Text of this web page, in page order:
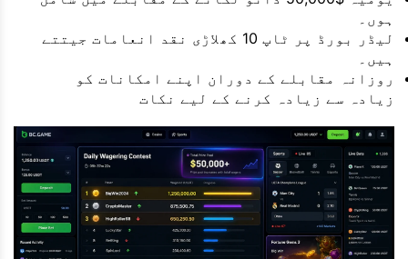
ہوں۔
لیڈر بورڈ پر ٹاپ 10 کھلاڑی نقد انعامات جیتتے
ہیں۔
روزانہ مقابلے کے دوران اپنے امکانات کو
زیادہ سے زیادہ کرنے کے لیے نکات